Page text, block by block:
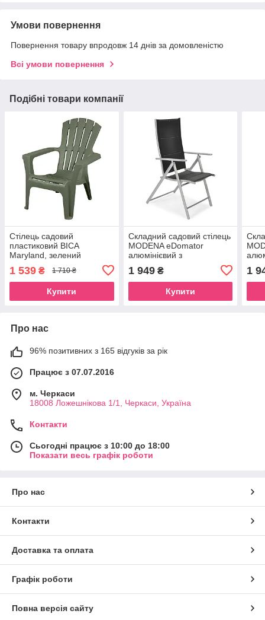
Умови повернення
Повернення товару впродовж 14 днів за домовленістю
Всі умови повернення
Подібні товари компанії
Стілець садовий
пластиковий BICA
Maryland, зелений
1 539 ₴ 1 710 ₴
Купити
Складний садовий стілець
MODENA eDomator
алюмінієвий з
Срібно-чорний (Польща)
1 949₴
Купити
1
Про нас
96% позитивних з 165 відгуків за рік
Працює з 07.07.2016
м. Черкаси
18008 Ложешнікова 1/1, Черкаси, Україна
Контакти
Сьогодні працює з 10:00 до 18:00
Показати весь графік роботи
Про нас
Контакти
Доставка та оплата
Графік роботи
Повна версія сайту